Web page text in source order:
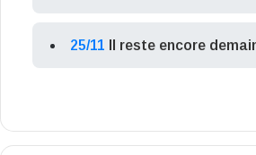
25/11 Il reste encore